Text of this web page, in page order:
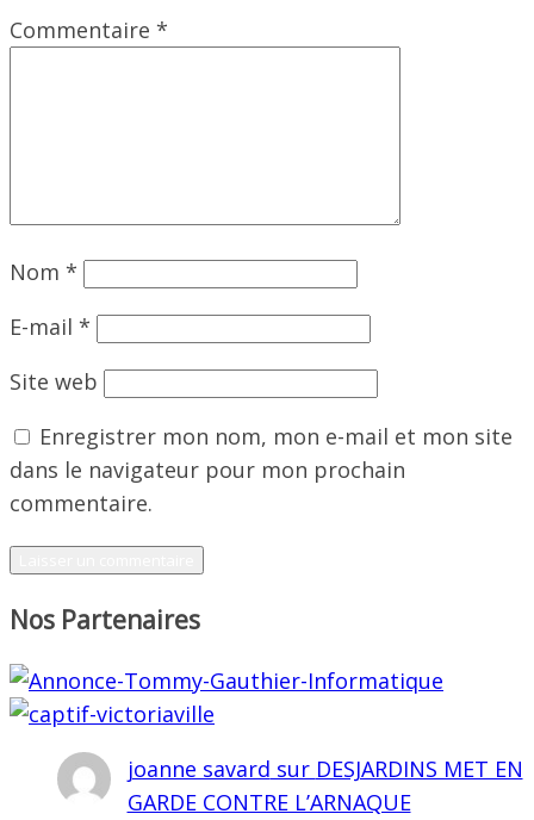
Commentaire *
Nom *
E-mail *
Site web
Enregistrer mon nom, mon e-mail et mon site
dans le navigateur pour mon prochain
commentaire.
Nos Partenaires
joanne savard sur DESJARDINS MET EN
GARDE CONTRE L’ARNAQUE